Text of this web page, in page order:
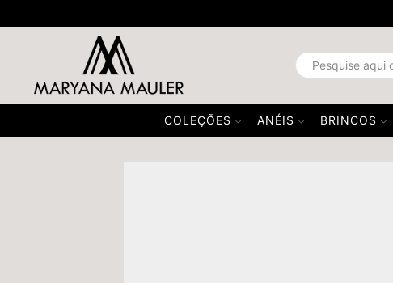
COLEÇÕES ANÉIS BRINCOS